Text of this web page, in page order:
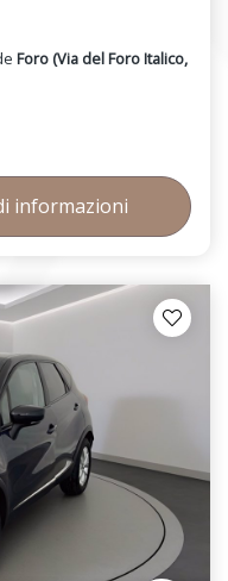
Foro (Via del Foro Italico,
informazioni